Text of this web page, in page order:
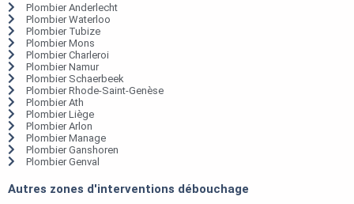
Plombier Anderlecht
Plombier Waterloo
Plombier Tubize
Plombier Mons
Plombier Charleroi
Plombier Namur
Plombier Schaerbeek
Plombier Rhode-Saint-Genèse
Plombier Ath
Plombier Liège
Plombier Arlon
Plombier Manage
Plombier Ganshoren
Plombier Genval
Autres zones d'interventions débouchage